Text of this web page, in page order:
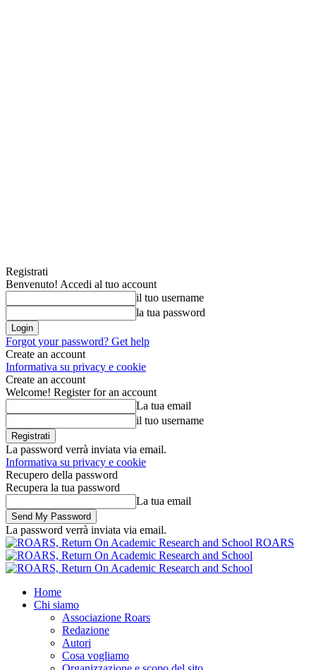
Registrati
Benvenuto! Accedi al tuo account
il tuo username
la tua password
Forgot your password? Get help
Create an account
Informativa su privacy e cookie
Create an account
Welcome! Register for an account
La tua email
il tuo username
La password verrà inviata via email.
Informativa su privacy e cookie
Recupero della password
Recupera la tua password
La tua email
La password verrà inviata via email.
ROARS
Home
Chi siamo
Associazione Roars
Redazione
Autori
Cosa vogliamo